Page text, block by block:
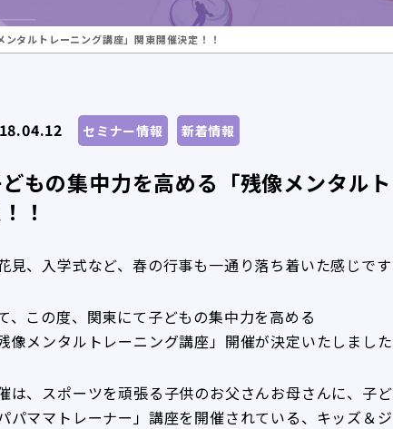
タルトレーニング講座」関東開催決定！！
セミナー情報 新着情報
もの集中力を高める「残像メンタル
！
見、入学式など、春の行事も一通り落ち着いた感じで
、この度、関東にて子どもの集中力を高める
残像メンタルトレーニング講座」開催が決定いたしまし
は、スポーツを頑張る子供のお父さんお母さんに、子
パパママトレーナー」講座を開催されている、キッズ＆